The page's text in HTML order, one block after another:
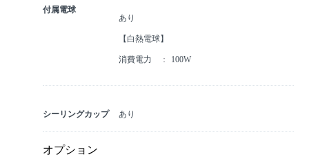
付属電球
あり
【白熱電球】
消費電力 100W
シーリングカップ あり
オプション